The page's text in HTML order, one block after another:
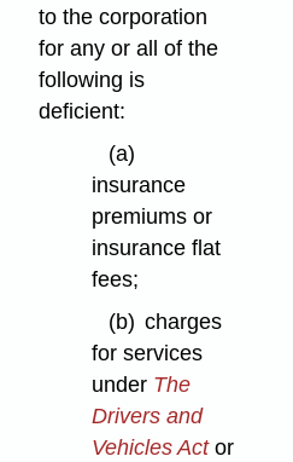
to the corporation
for any or all of the
following is
deficient:
(a)
insurance
premiums or
insurance flat
fees;
(b) charges
for services
under The
Drivers and
Vehicles Actor